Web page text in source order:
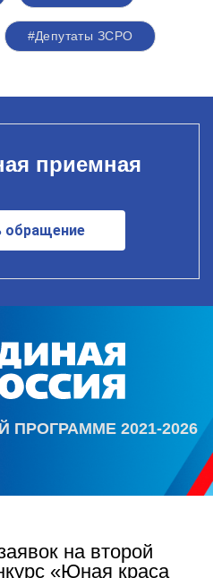
#Депутаты ЗСРО
приемная
обращение
2021-2026
на второй
«Юная краса